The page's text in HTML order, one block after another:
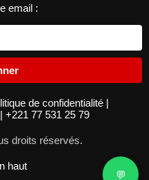
email :
de confidentialité |
| +221 77 531 25 79
droits réservés.
haut
💬